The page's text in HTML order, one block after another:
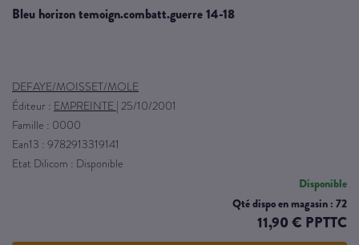
bleu horizon temoign.combatt.guerre 14-18
DEFAYE/MOISSET/MOLE
Éditeur : EMPREINTE | 25/10/2001
Famille : 0000
Ean13 : 9782913319141
Etat Dilicom : Disponible
Disponible
Qté dispo en magasin : 72
11,90 € PPTTC